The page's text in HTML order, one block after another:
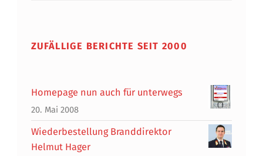
ZUFÄLLIGE BERICHTE SEIT 2000
Homepage nun auch für unterwegs
20. Mai 2008
Wiederbestellung Branddirektor
Helmut Hager